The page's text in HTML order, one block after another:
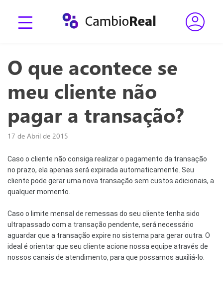
O que acontece se
meu cliente não
pagar a transação?
17 de Abril de 2015
Caso o cliente não consiga realizar o pagamento da transação
no prazo, ela apenas será expirada automaticamente. Seu
cliente pode gerar uma nova transação sem custos adicionais, a
qualquer momento.
Caso o limite mensal de remessas do seu cliente tenha sido
ultrapassado com a transação pendente, será necessário
aguardar que a transação expire no sistema para gerar outra. O
ideal é orientar que seu cliente acione nossa equipe através de
nossos canais de atendimento, para que possamos auxiliá-lo.